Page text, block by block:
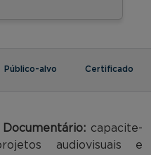
Público-alvo Certificado
Documentário:capacite-
audiovisuais e